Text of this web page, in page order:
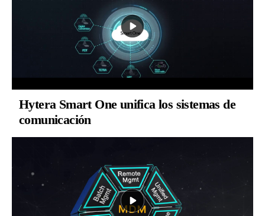
Hytera Smart One unifica los sistemas de
comunicación